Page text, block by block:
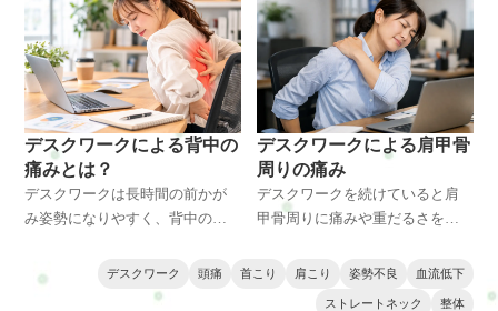
頭痛の原因にもなる姿勢の乱れ
です。巻き肩が起こる原因や体
の変化、改善方法を整体師の視
点で分かりやすく解説します。
横浜・戸塚エリアで姿勢改善を
考えている方にもおすすめの内
容です。
す。特に猫背姿勢や骨盤の歪み
は腰への負担を大きくします。
この記事では整体の視点から、
デスクワークによる腰痛の原因
や体に起こる変化、改善方法を
解説します。横浜・戸塚エリア
で腰痛に悩む方にも役立つ内容
です。
デスクワークによる背中の
痛みとは？
デスクワークは長時間の前かが
み姿勢になりやすく、背中の筋
痛みが起こることがあります。
特に肩甲骨周りの筋肉の緊張や
デスクワークによる肩甲骨
周りの痛み
デスクワークを続けていると肩
甲骨周りに痛みや重だるさを感
座り姿勢や猫背は僧帽筋や肩甲
デスクワーク 頭痛 首こり 肩こり 姿勢不良 血流低下
ストレートネック 整体